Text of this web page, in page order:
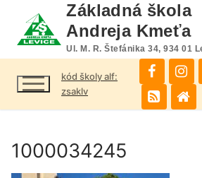
obsah
Základná škola
Andreja Kmeťa
Ul. M. R. Štefánika 34, 934 01
kód školy alf:
zsaklv
1000034245